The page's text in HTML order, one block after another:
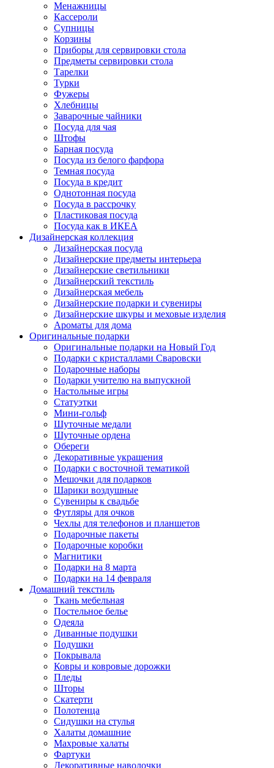
Менажницы
Кассероли
Супницы
Корзины
Приборы для сервировки стола
Предметы сервировки стола
Тарелки
Турки
Фужеры
Хлебницы
Заварочные чайники
Посуда для чая
Штофы
Барная посуда
Посуда из белого фарфора
Темная посуда
Посуда в кредит
Однотонная посуда
Посуда в рассрочку
Пластиковая посуда
Посуда как в ИКЕА
Дизайнерская коллекция
Дизайнерская посуда
Дизайнерские предметы интерьера
Дизайнерские светильники
Дизайнерский текстиль
Дизайнерская мебель
Дизайнерские подарки и сувениры
Дизайнерские шкуры и меховые изделия
Ароматы для дома
Оригинальные подарки
Оригинальные подарки на Новый Год
Подарки с кристаллами Сваровски
Подарочные наборы
Подарки учителю на выпускной
Настольные игры
Статуэтки
Мини-гольф
Шуточные медали
Шуточные ордена
Обереги
Декоративные украшения
Подарки с восточной тематикой
Мешочки для подарков
Шарики воздушные
Сувениры к свадьбе
Футляры для очков
Чехлы для телефонов и планшетов
Подарочные пакеты
Подарочные коробки
Магнитики
Подарки на 8 марта
Подарки на 14 февраля
Домашний текстиль
Ткань мебельная
Постельное белье
Одеяла
Диванные подушки
Подушки
Покрывала
Ковры и ковровые дорожки
Пледы
Шторы
Скатерти
Полотенца
Сидушки на стулья
Халаты домашние
Махровые халаты
Фартуки
Декоративные наволочки